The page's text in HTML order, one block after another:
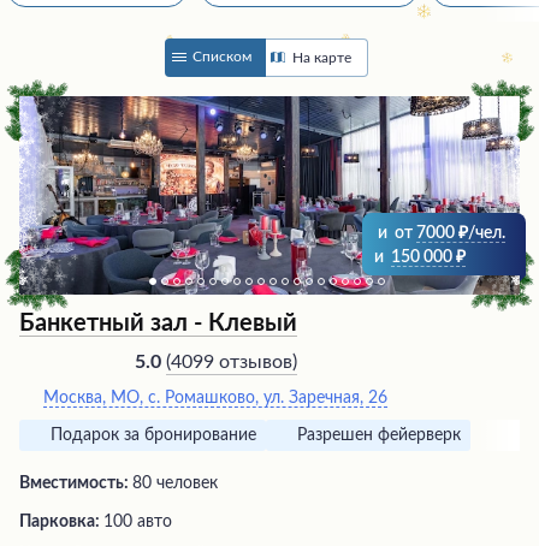
Списком На карте
и от 7000
/чел.
и 150 000
Банкетный зал - Клевый
5.0 (4099 отзывов)
Москва, МО, с. Ромашково, ул. Заречная, 26
Подарок за бронирование Разрешен фейерверк
Вместимость: 80 человек
Парковка: 100 авто